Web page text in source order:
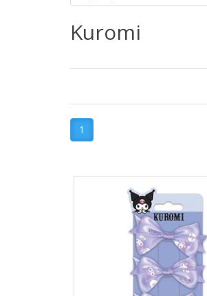
Kuromi
1
Αποτελέσματα